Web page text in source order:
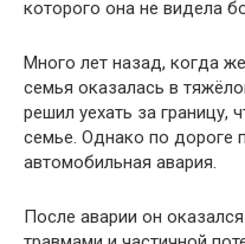
которого она не видела
Много лет назад, когда
семья оказалась в
решил уехать за границу,
семье. Однако по дороге
автомобильная авария.
После аварии он